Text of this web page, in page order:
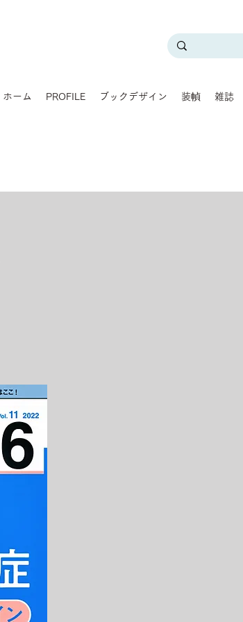
ホーム PROFILE ブックデザイン 装幀 雑誌